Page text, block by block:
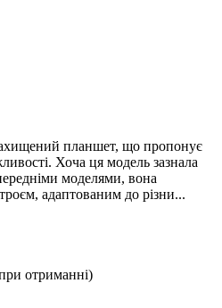
планшет, що пропонує
Хоча ця модель зазнала
моделями, вона
адаптованим до різни...
отриманні)